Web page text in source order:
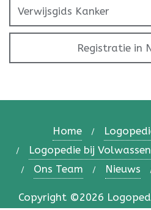
Verwijsgids Kanker
Registratie in
Home
Logopedie bij
Ons Team
Nieuws
Copyright ©2026